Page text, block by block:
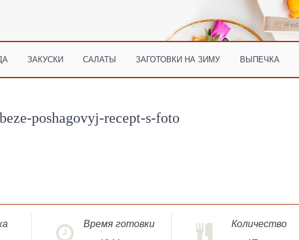
ЗАКУСКИ САЛАТЫ ЗАГОТОВКИ НА ЗИМУ ВЫПЕЧКА
poshagovyj-recept-s-foto
Время готовки
Количество